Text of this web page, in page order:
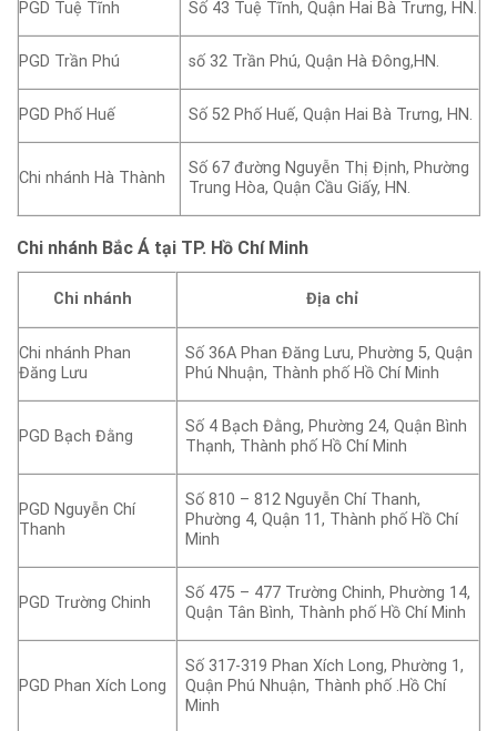
PGD Tuệ Tĩnh Số 43 Tuệ Tĩnh, Quận Hai Bà Trưng, HN.
PGD Trần Phú số 32 Trần Phú, Quận Hà Đông,HN.
PGD Phố Huế Số 52 Phố Huế, Quận Hai Bà Trưng, HN.
Chi nhánh Hà Thành
Số 67 đường Nguyễn Thị Định, Phường
Trung Hòa, Quận Cầu Giấy, HN.
Chi nhánh Bắc Á tại TP. Hồ Chí Minh
Chi nhánh Địa chỉ
Chi nhánh Phan
Đăng Lưu
Số 36A Phan Đăng Lưu, Phường 5, Quận
Phú Nhuận, Thành phố Hồ Chí Minh
PGD Bạch Đằng
Số 4 Bạch Đằng, Phường 24, Quận Bình
Thạnh, Thành phố Hồ Chí Minh
PGD Nguyễn Chí
Thanh
Số 810 – 812 Nguyễn Chí Thanh,
Phường 4, Quận 11, Thành phố Hồ Chí
Minh
PGD Trường Chinh
Số 475 – 477 Trường Chinh, Phường 14,
Quận Tân Bình, Thành phố Hồ Chí Minh
PGD Phan Xích Long
Số 317-319 Phan Xích Long, Phường 1,
Quận Phú Nhuận, Thành phố .Hồ Chí
Minh